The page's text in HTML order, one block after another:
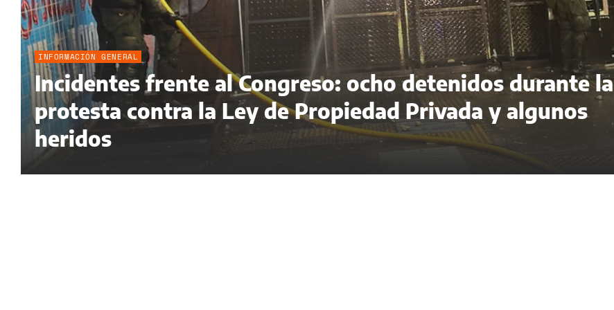
INFORMACIÓN GENERAL
Incidentes frente al Congreso: ocho detenidos durante la
protesta contra la Ley de Propiedad Privada y algunos
heridos